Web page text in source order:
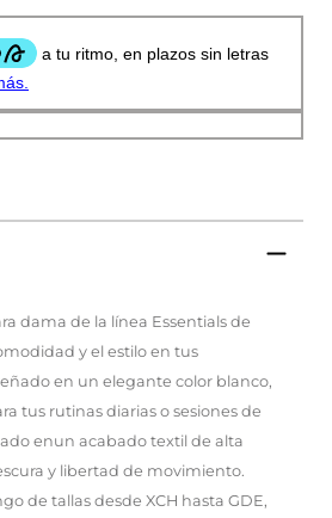
dama de la línea Essentials de
y el estilo en tus
en un elegante color blanco,
tus rutinas diarias o sesiones de
enun acabado textil de alta
y libertad de movimiento.
de tallas desde XCH hasta GDE,